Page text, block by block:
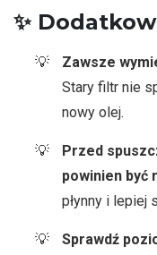
✨
Zawsze
Stary filtr nie
nowy olej.
Przed
powinien być
płynny i lepiej
Sprawdź